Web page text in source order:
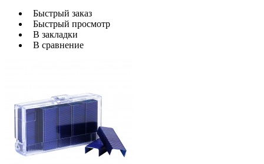
Быстрый заказ
Быстрый просмотр
В закладки
В сравнение